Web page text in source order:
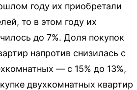
году их приобретали
то в этом году их
до 7%. Доля покупок
напротив снизилась с
— с 15% до 13%,
двухкомнатных квартир